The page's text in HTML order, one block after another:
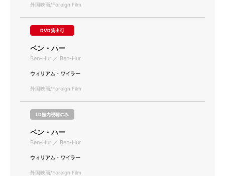
外国映画/Foreign Film
DVD貸出可
ベン・ハー
Ben-Hur ／ Ben-Hur
ウィリアム・ワイラー
外国映画/Foreign Film
LD館内視聴のみ
ベン・ハー
Ben-Hur ／ Ben-Hur
ウィリアム・ワイラー
外国映画/Foreign Film